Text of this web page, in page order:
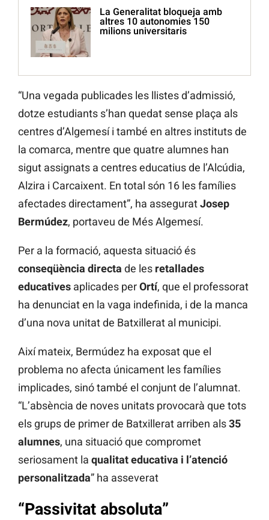
La Generalitat bloqueja amb
altres 10 autonomies 150
milions universitaris
“Una vegada publicades les llistes d’admissió,
dotze estudiants s’han quedat sense plaça als
centres d’Algemesí i també en altres instituts de
la comarca, mentre que quatre alumnes han
sigut assignats a centres educatius de l’Alcúdia,
Alzira i Carcaixent. En total són 16 les famílies
afectades directament”, ha asseguratJosep
Bermúdez, portaveu de Més Algemesí.
Per a la formació, aquesta situació és
conseqüència directa de les retallades
educatives aplicades perOrtí, que el professorat
ha denunciat en la vaga indefinida, i de la manca
d’una nova unitat de Batxillerat al municipi.
Així mateix, Bermúdez ha exposat que el
problema no afecta únicament les famílies
implicades, sinó també el conjunt de l’alumnat.
“L’absència de noves unitats provocarà que tots
els grups de primer de Batxillerat arriben als35
alumnes, una situació que compromet
seriosament la qualitat educativa i l’atenció
personalitzada” ha asseverat
“Passivitat absoluta”